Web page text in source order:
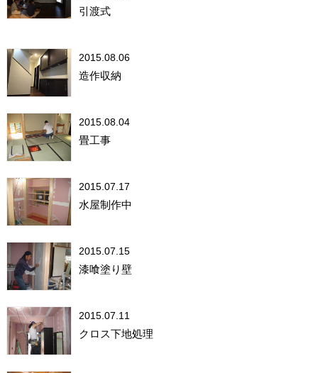
引渡式
2015.08.06
造作収納
2015.08.04
畳工事
2015.07.17
水屋制作中
2015.07.15
漆喰塗り壁
2015.07.11
クロス下地処理